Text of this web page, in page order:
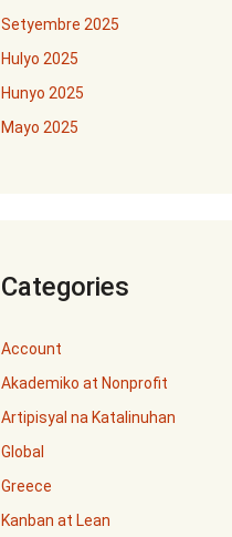
Setyembre 2025
Hulyo 2025
Hunyo 2025
Mayo 2025
Categories
Account
Akademiko at Nonprofit
Artipisyal na Katalinuhan
Global
Greece
Kanban at Lean